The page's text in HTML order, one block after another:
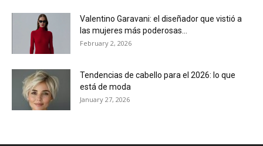
Valentino Garavani: el diseñador que vistió a
las mujeres más poderosas...
February 2, 2026
Tendencias de cabello para el 2026: lo que
está de moda
January 27, 2026